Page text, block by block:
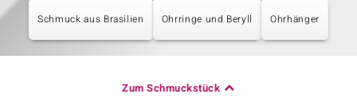
Schmuck aus Brasilien Ohrringe und Beryll Ohrhänger
Zum Schmuckstück